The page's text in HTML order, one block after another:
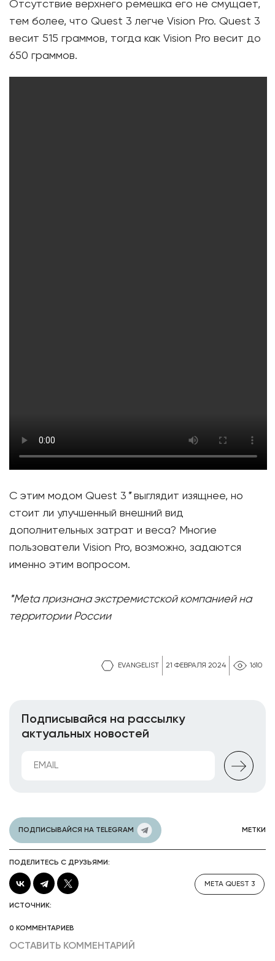
EVANGELIST 21 ФЕВРАЛЯ 2024 1610
Отсутствие верхнего ремешка его не смущает,
тем более, что Quest 3 легче Vision Pro. Quest 3
весит 515 граммов, тогда как Vision Pro весит до
650 граммов.
С этим модом Quest 3 *выглядит изящнее, но
стоит ли улучшенный внешний вид
дополнительных затрат и веса? Многие
пользователи Vision Pro, возможно, задаются
именно этим вопросом.
*Meta признана экстремистской компанией на
территории России
Подписывайся на рассылку
актуальных новостей
ПОДПИСЫВАЙСЯ НА TELEGRAM МЕТКИ
ПОДЕЛИТЕСЬ С ДРУЗЬЯМИ:
META QUEST 3
ИСТОЧНИК:
0 КОММЕНТАРИЕВ
ОСТАВИТЬ КОММЕНТАРИЙ